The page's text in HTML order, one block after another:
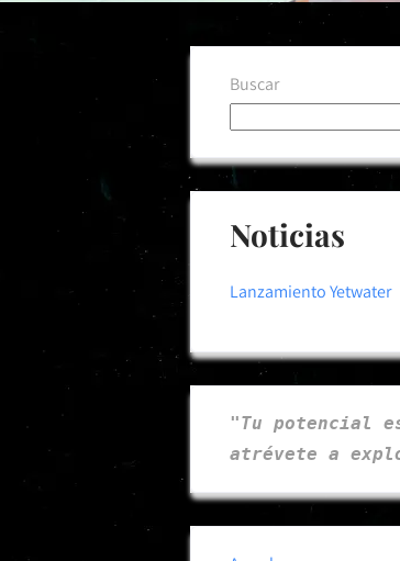
Buscar
Noticias
Lanzamiento Yetwater
"Tu potencial
atrévete a